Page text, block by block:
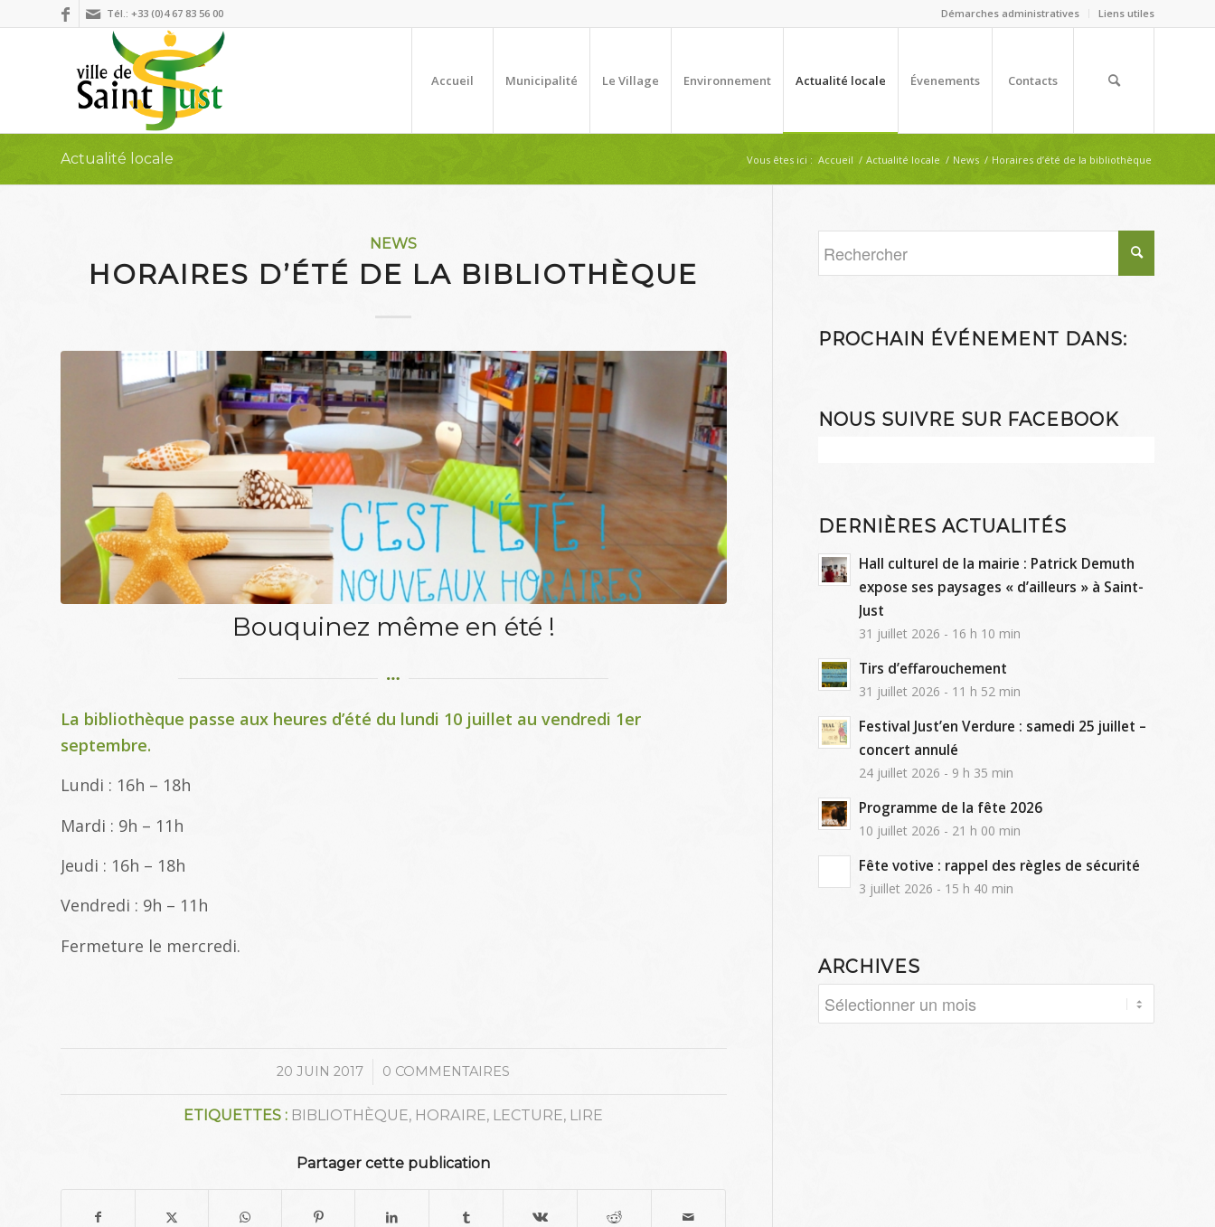
Démarches administratives Liens utiles
Tél.: +33 (0)4 67 83 56 00
Accueil Municipalité Le Village Environnement Actualité locale Évenements Contacts
Actualité locale Vous êtes ici : Accueil / Actualité locale / News / Horaires d’été de la bibliothèque
NEWS
HORAIRES D’ÉTÉ DE LA BIBLIOTHÈQUE
Bouquinez même en été !
La bibliothèque passe aux heures d’été du lundi 10 juillet au vendredi 1er
septembre.
Lundi : 16h – 18h
Mardi : 9h – 11h
Jeudi : 16h – 18h
Vendredi : 9h – 11h
Fermeture le mercredi.
20 JUIN 2017
/ 0 COMMENTAIRES
ETIQUETTES : BIBLIOTHÈQUE, HORAIRE, LECTURE, LIRE
Partager cette publication
PROCHAIN ÉVÉNEMENT DANS:
NOUS SUIVRE SUR FACEBOOK
DERNIÈRES ACTUALITÉS
Hall culturel de la mairie : Patrick Demuth
expose ses paysages « d’ailleurs » à Saint-
Just
31 juillet 2026 - 16 h 10 min
Tirs d’effarouchement
31 juillet 2026 - 11 h 52 min
Festival Just’en Verdure : samedi 25 juillet –
concert annulé
24 juillet 2026 - 9 h 35 min
Programme de la fête 2026
10 juillet 2026 - 21 h 00 min
Fête votive : rappel des règles de sécurité
3 juillet 2026 - 15 h 40 min
ARCHIVES